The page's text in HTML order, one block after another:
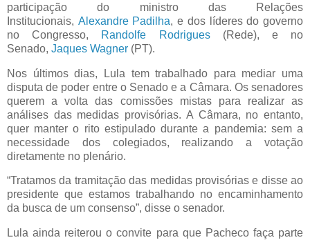
participação do ministro das Relações
Institucionais, Alexandre Padilha, e dos líderes do governo
no Congresso, Randolfe Rodrigues(Rede), e no
Senado, Jaques Wagner (PT).
Nos últimos dias, Lula tem trabalhado para mediar uma
disputa de poder entre o Senado e a Câmara. Os senadores
querem a volta das comissões mistas para realizar as
análises das medidas provisórias. A Câmara, no entanto,
quer manter o rito estipulado durante a pandemia: sem a
necessidade dos colegiados, realizando a votação
diretamente no plenário.
“Tratamos da tramitação das medidas provisórias e disse ao
presidente que estamos trabalhando no encaminhamento
da busca de um consenso”, disse o senador.
Lula ainda reiterou o convite para que Pacheco faça parte